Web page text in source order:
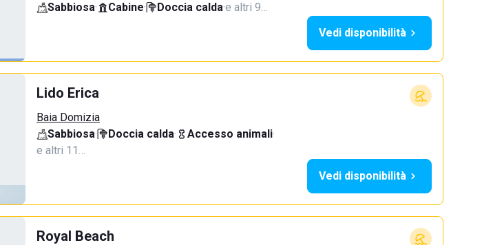
Sabbiosa· Cabine· Doccia calda·e altri 9…
Vedi disponibilità
Lido Erica
Baia Domizia
Sabbiosa· Doccia calda· Accesso animali·
e altri 11…
Vedi disponibilità
Royal Beach